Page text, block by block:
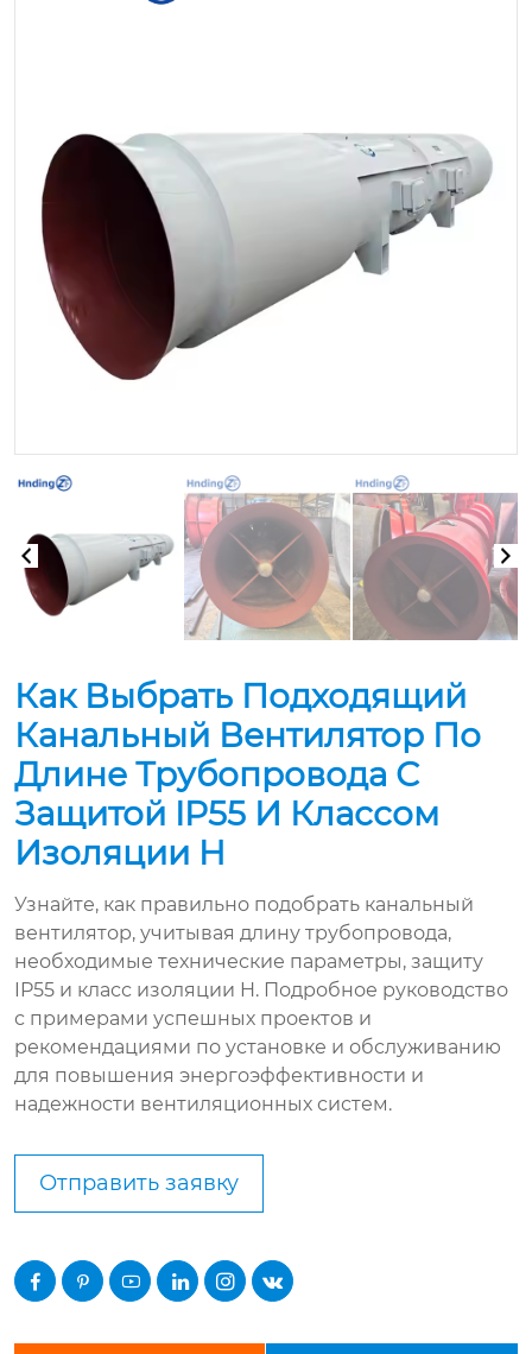
Как Выбрать Подходящий
Канальный Вентилятор По
Длине Трубопровода С
Защитой IP55 И Классом
Изоляции H
Узнайте, как правильно подобрать канальный
вентилятор, учитывая длину трубопровода,
необходимые технические параметры, защиту
IP55 и класс изоляции H. Подробное руководство
с примерами успешных проектов и
рекомендациями по установке и обслуживанию
для повышения энергоэффективности и
надежности вентиляционных систем.
Отправить заявку
     